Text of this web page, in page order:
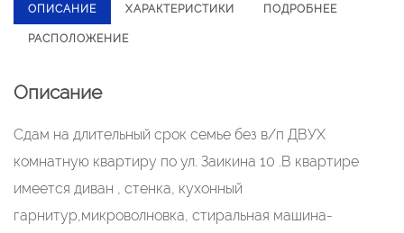
ОПИСАНИЕ ХАРАКТЕРИСТИКИ ПОДРОБНЕЕ
РАСПОЛОЖЕНИЕ
Описание
Сдам на длительный срок семье без в/п ДВУХ
комнатную квартиру по ул. Заикина 10 .В квартире
имеется диван , стенка, кухонный
гарнитур,микроволновка, стиральная машина-